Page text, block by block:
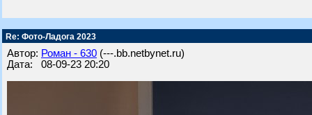
Re: Фото-Ладога 2023
Автор: Роман - 630 (---.bb.netbynet.ru)
Дата: 08-09-23 20:20